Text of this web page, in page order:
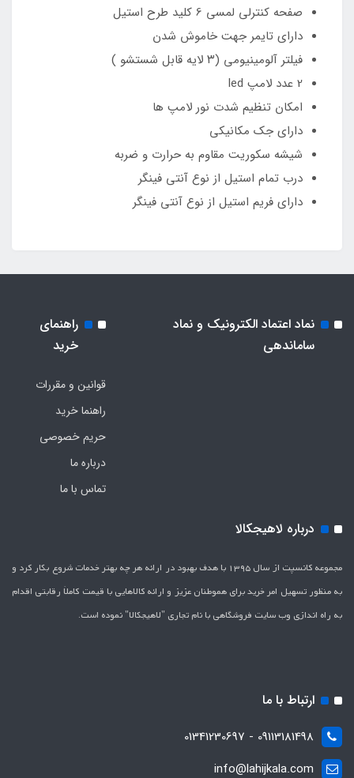
صفحه کنترلی لمسی 6 کلید طرح استیل
دارای تایمر جهت خاموش شدن
فیلتر آلومینیومی (۳ لایه قابل شستشو )
2 عدد لامپ led
امکان تنظیم شدت نور لامپ ها
دارای جک مکانیکی
شیشه سکوریت مقاوم به حرارت و ضربه
درب تمام استیل از نوع آنتی فینگر
دارای فریم استیل از نوع آنتی فینگر
نماد اعتماد الکترونیک و نماد
ساماندهی
راهنمای
خرید
قوانین و مقررات
راهنما خرید
حریم خصوصی
درباره ما
تماس با ما
درباره لاهیجکالا
مجموعه کانسپت از سال 1395 با هدف بهبود در ارائه هر چه بهتر خدمات شروع بکار کرد و
به منظور تسهیل امر خرید برای هموطنان عزیز و ارائه کالاهایی با قیمت کاملاَ رقابتی اقدام
به راه اندازی وب سایت فروشگاهی با نام تجاری "لاهیج­کالا" نموده است.
ارتباط با ما
09113181498 - 01341230697
info@lahijkala.com